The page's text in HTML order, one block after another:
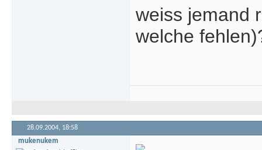
weiss jemand
welche
28.09.2004, 18:58
mukenukem